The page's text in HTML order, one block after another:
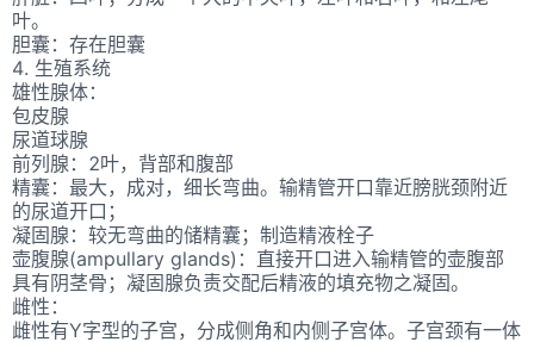
叶。
胆囊：存在胆囊
4. 生殖系统
雄性腺体：
包皮腺
尿道球腺
前列腺：2叶，背部和腹部
精囊：最大，成对，细长弯曲。输精管开口靠近膀胱颈附近
的尿道开口；
凝固腺：较无弯曲的储精囊；制造精液栓子
壶腹腺(ampullary glands)：直接开口进入输精管的壶腹部
具有阴茎骨；凝固腺负责交配后精液的填充物之凝固。
雌性：
雌性有Y字型的子宫，分成侧角和内侧子宫体。子宫颈有一体